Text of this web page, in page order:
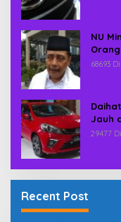
NU
68693
Jauh
29477
Recent Post